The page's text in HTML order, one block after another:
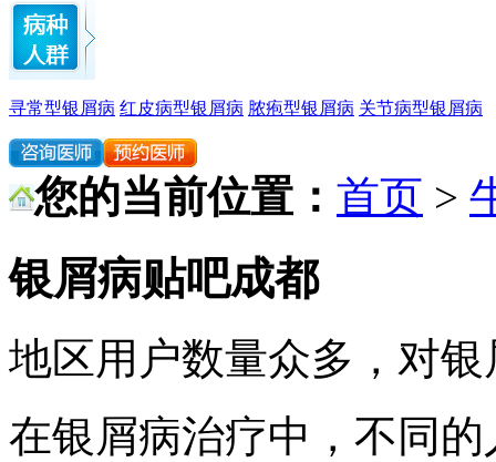
寻常型银屑病 红皮病型银屑病 脓疱型银屑病 关节病型银屑病
您的当前位置： 首页 >
银屑病贴吧成都
地区用户数量众多，对
在银屑病治疗中，不同